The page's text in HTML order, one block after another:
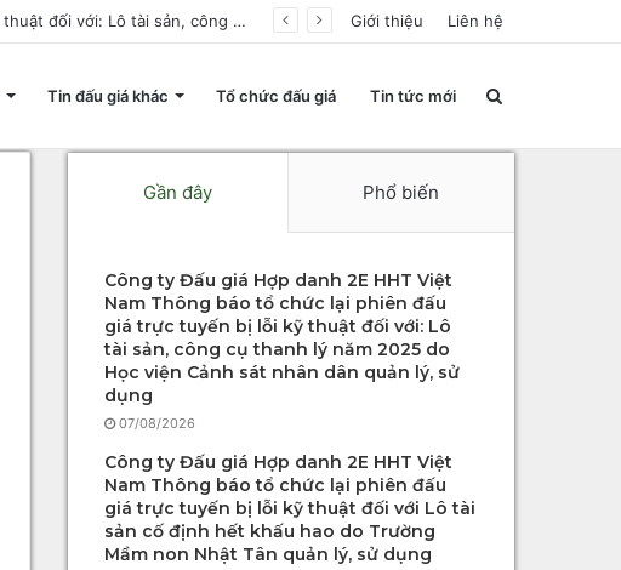
Công ty Đấu giá Hợp danh 2E HHT Việt Nam Thông báo tổ chức lại phiên đấu giá trực tuyến bị lỗi kỹ thuật đối với: Lô tài sản, công cụ thanh lý năm 2025 do Học viện Cảnh sát nhân dân quản lý, sử dụng Giới thiệu Liên hệ
Tin đấu giá khác Tổ chức đấu giá Tin tức mới
Gần đây Phổ biến
Công ty Đấu giá Hợp danh 2E HHT Việt
Nam Thông báo tổ chức lại phiên đấu
giá trực tuyến bị lỗi kỹ thuật đối với: Lô
tài sản, công cụ thanh lý năm 2025 do
Học viện Cảnh sát nhân dân quản lý, sử
dụng
07/08/2026
Công ty Đấu giá Hợp danh 2E HHT Việt
Nam Thông báo tổ chức lại phiên đấu
giá trực tuyến bị lỗi kỹ thuật đối với Lô tài
sản cố định hết khấu hao do Trường
Mầm non Nhật Tân quản lý, sử dụng